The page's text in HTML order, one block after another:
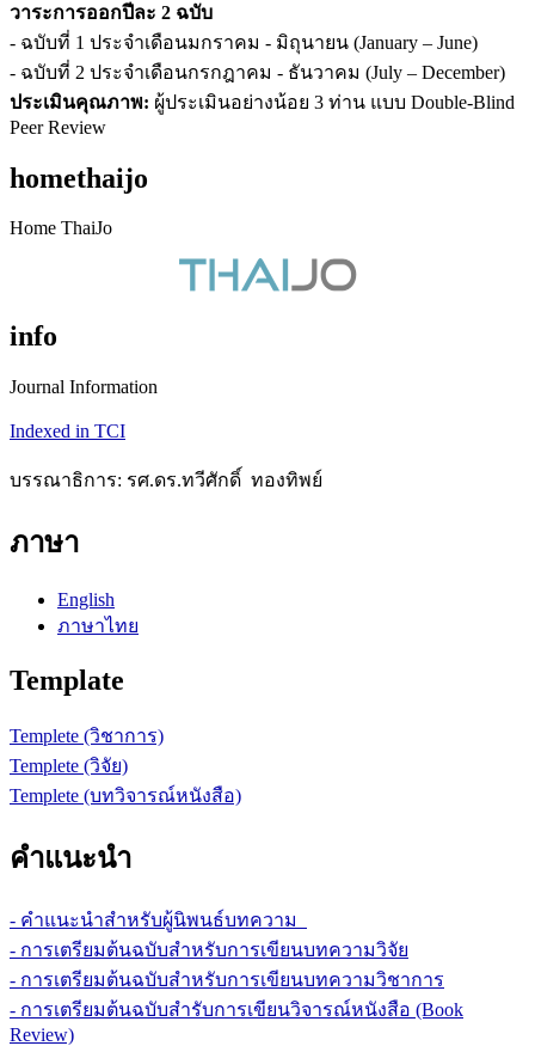
วาระการออกปีละ 2 ฉบับ
- ฉบับที่ 1 ประจำเดือนมกราคม - มิถุนายน (January – June)
- ฉบับที่ 2 ประจำเดือนกรกฎาคม - ธันวาคม (July – December)
ประเมินคุณภาพ: ผู้ประเมินอย่างน้อย 3 ท่าน แบบ Double-Blind
Peer Review
homethaijo
Home ThaiJo
info
Journal Information
Indexed in TCI
บรรณาธิการ: รศ.ดร.ทวีศักดิ์ ทองทิพย์
ภาษา
English
ภาษาไทย
Template
Templete (วิชาการ)
Templete (วิจัย)
Templete (บทวิจารณ์หนังสือ)
คำแนะนำ
- คำแนะนำสำหรับผู้นิพนธ์บทความ
- การเตรียมต้นฉบับสำหรับการเขียนบทความวิจัย
- การเตรียมต้นฉบับสำหรับการเขียนบทความวิชาการ
- การเตรียมต้นฉบับสำรับการเขียนวิจารณ์หนังสือ (Book
Review)